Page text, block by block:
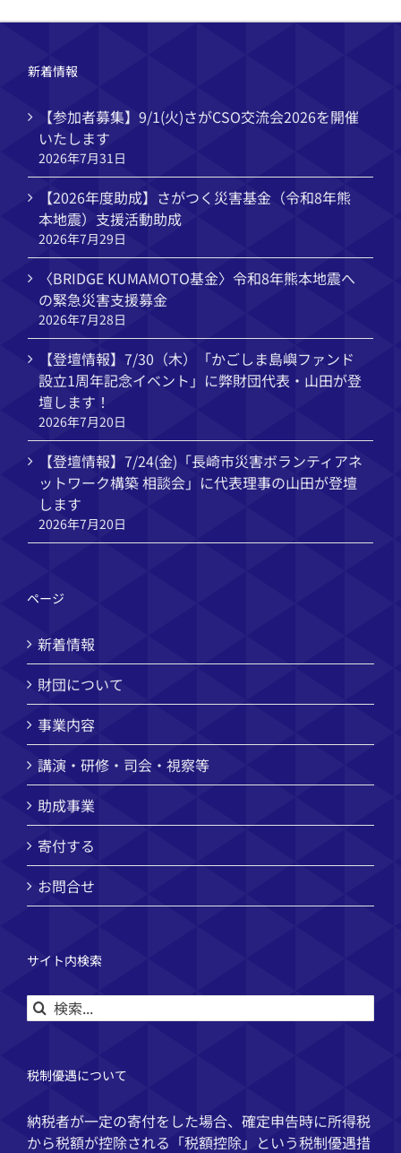
新着情報
【参加者募集】9/1(火)さがCSO交流会2026を開催
いたします
2026年7月31日
【2026年度助成】さがつく災害基金（令和8年熊
本地震）支援活動助成
2026年7月29日
〈BRIDGE KUMAMOTO基金〉令和8年熊本地震へ
の緊急災害支援募金
2026年7月28日
【登壇情報】7/30（木）「かごしま島嶼ファンド
設立1周年記念イベント」に弊財団代表・山田が登
壇します！
2026年7月20日
【登壇情報】7/24(金)「長崎市災害ボランティアネ
ットワーク構築 相談会」に代表理事の山田が登壇
します
2026年7月20日
ページ
新着情報
財団について
事業内容
講演・研修・司会・視察等
助成事業
寄付する
お問合せ
サイト内検索
検
索
税制優遇について
納税者が一定の寄付をした場合、確定申告時に所得税
から税額が控除される「税額控除」という税制優遇措